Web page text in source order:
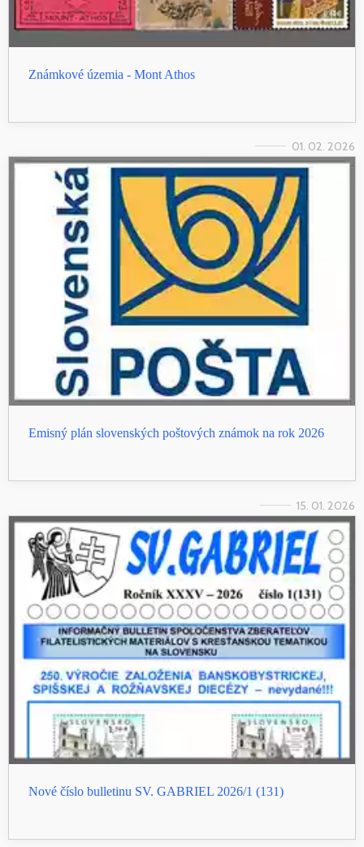
Známkové územia - Mont Athos
01. 02. 2026
Emisný plán slovenských poštových známok na rok 2026
15. 01. 2026
Nové číslo bulletinu SV. GABRIEL 2026/1 (131)